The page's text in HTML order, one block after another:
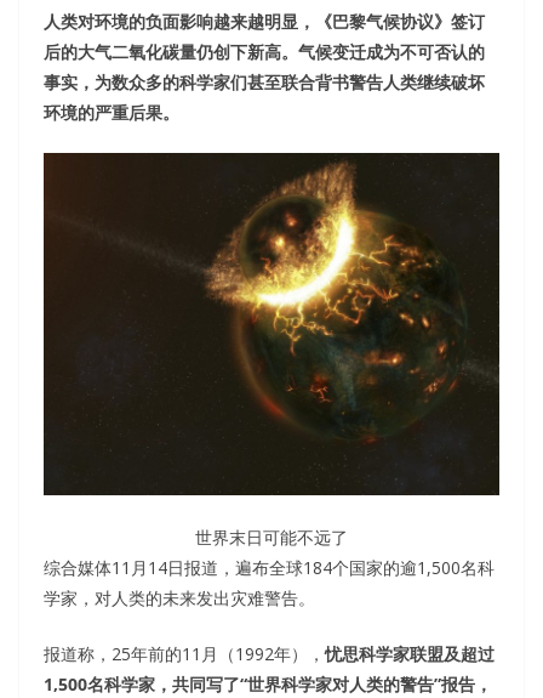
人类对环境的负面影响越来越明显，《巴黎气候协议》签订
后的大气二氧化碳量仍创下新高。气候变迁成为不可否认的
事实，为数众多的科学家们甚至联合背书警告人类继续破坏
环境的严重后果。
世界末日可能不远了
综合媒体11月14日报道，遍布全球184个国家的逾1,500名科
学家，对人类的未来发出灾难警告。
报道称，25年前的11月（1992年），忧思科学家联盟及超过
1,500名科学家，共同写了“世界科学家对人类的警告”报告，